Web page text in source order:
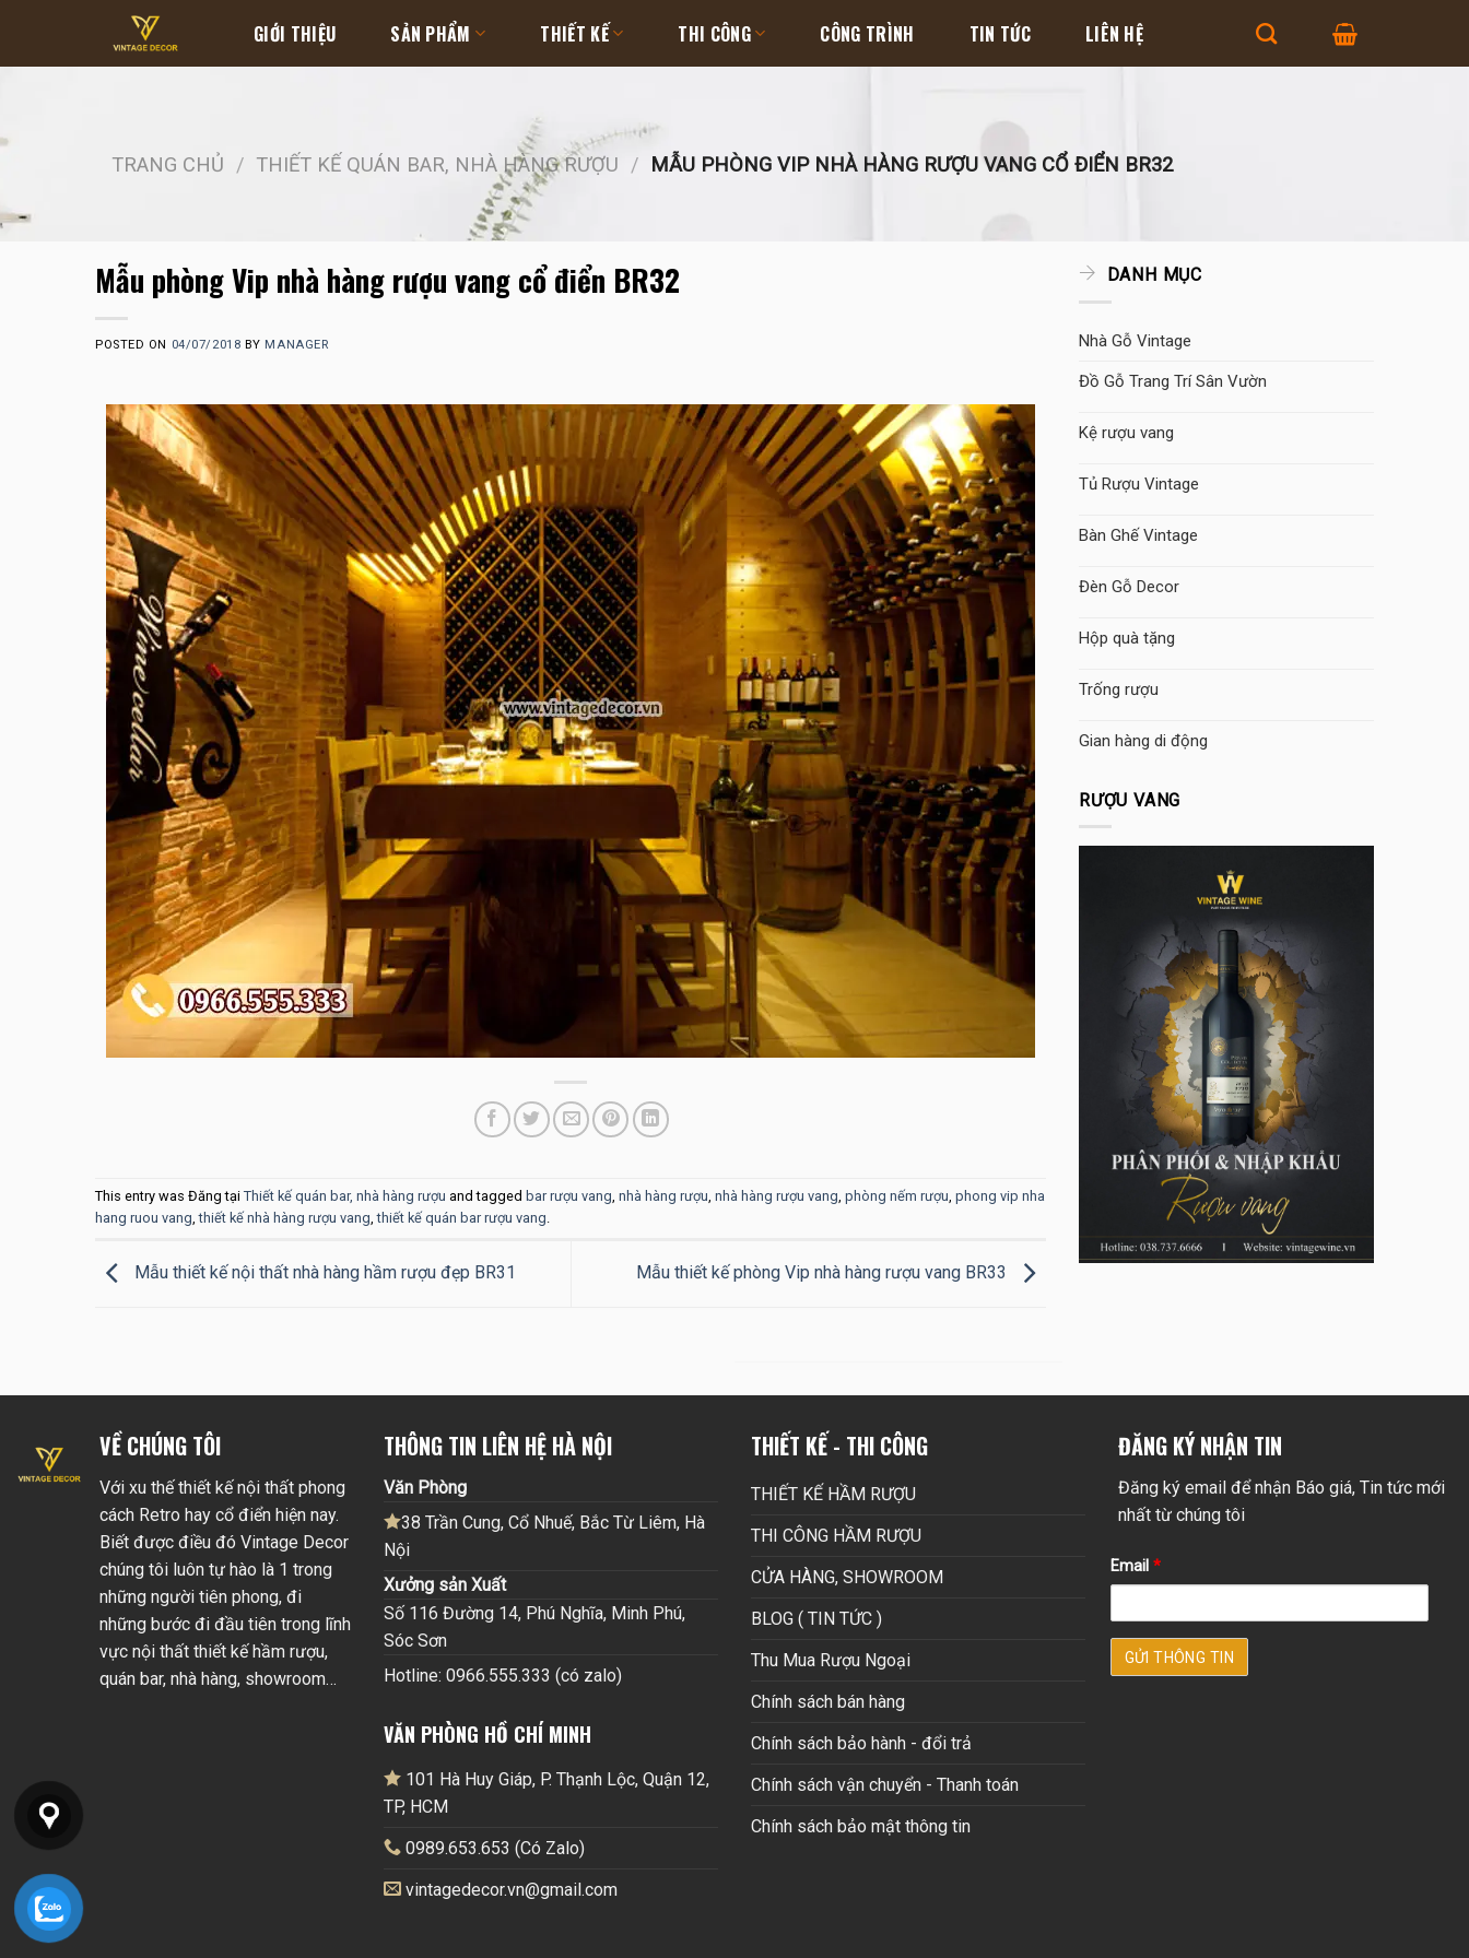
content
GIỚI THIỆU SẢN PHẨM THIẾT KẾ THI CÔNG CÔNG TRÌNH TIN TỨC LIÊN HỆ
TRANG CHỦ / THIẾT KẾ QUÁN BAR, NHÀ HÀNG RƯỢU / MẪU PHÒNG VIP NHÀ HÀNG RƯỢU VANG CỔ ĐIỂN BR32
Mẫu phòng Vip nhà hàng rượu vang cổ điển BR32
POSTED ON 04/07/2018 BY MANAGER
This entry was Đăng tại Thiết kế quán bar, nhà hàng rượu and tagged bar rượu vang, nhà hàng rượu, nhà hàng rượu vang, phòng nếm rượu, phong vip nha
hang ruou vang,thiết kế nhà hàng rượu vang,thiết kế quán bar rượu vang.
Mẫu thiết kế nội thất nhà hàng hầm rượu đẹp BR31 Mẫu thiết kế phòng Vip nhà hàng rượu vang BR33
DANH MỤC
Nhà Gỗ Vintage
Đồ Gỗ Trang Trí Sân Vườn
Kệ rượu vang
Tủ Rượu Vintage
Bàn Ghế Vintage
Đèn Gỗ Decor
Hộp quà tặng
Trống rượu
Gian hàng di động
RƯỢU VANG
VỀ CHÚNG TÔI
Với xu thế thiết kế nội thất phong
cách Retro hay cổ điển hiện nay.
Biết được điều đó Vintage Decor
chúng tôi luôn tự hào là 1 trong
những người tiên phong, đi
những bước đi đầu tiên trong lĩnh
vực nội thất thiết kế hầm rượu,
quán bar, nhà hàng, showroom…
THÔNG TIN LIÊN HỆ HÀ NỘI
Văn Phòng
38 Trần Cung, Cổ Nhuế, Bắc Từ Liêm, Hà
Nội
Xưởng sản Xuất
Số 116 Đường 14, Phú Nghĩa, Minh Phú,
Sóc Sơn
Hotline: 0966.555.333 (có zalo)
VĂN PHÒNG HỒ CHÍ MINH
101 Hà Huy Giáp, P. Thạnh Lộc, Quận 12,
TP, HCM
0989.653.653 (Có Zalo)
vintagedecor.vn@gmail.com
THIẾT KẾ - THI CÔNG
THIẾT KẾ HẦM RƯỢU
THI CÔNG HẦM RƯỢU
CỬA HÀNG, SHOWROOM
BLOG ( TIN TỨC )
Thu Mua Rượu Ngoại
Chính sách bán hàng
Chính sách bảo hành - đổi trả
Chính sách vận chuyển - Thanh toán
Chính sách bảo mật thông tin
ĐĂNG KÝ NHẬN TIN
Đăng ký email để nhận Báo giá, Tin tức mới
nhất từ chúng tôi
Email *